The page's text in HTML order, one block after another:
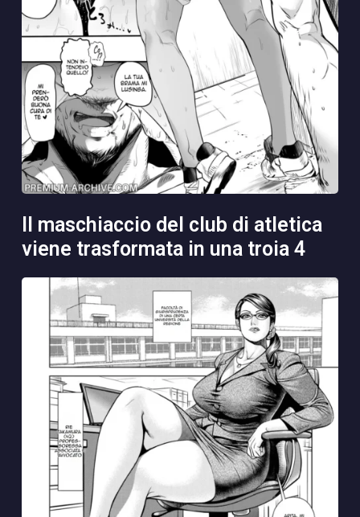
viene trasformata in una troia 4